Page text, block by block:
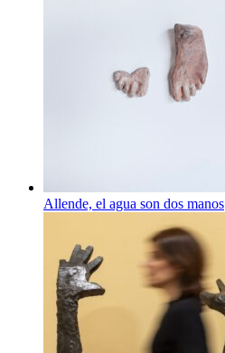
Allende, el agua son dos manos